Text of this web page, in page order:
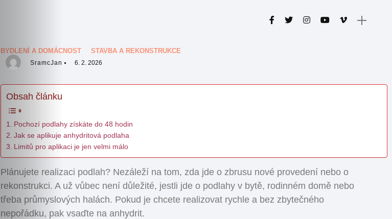
BYDLENÍ A DOMÁCNOST STAVBA A REKONSTRUKCE
SramcJan 6. 2. 2026
Obsah článku
Pochozí podlahy získáte do 48 hodin
Jak se aplikuje anhydritová podlaha
Limitů pro aplikaci je jen velmi málo
Plánujete realizaci podlah? Nezáleží na tom, zda jde o zbrusu nové provedení nebo o
rekonstrukci. A už vůbec není důležité, jestli jde o podlahy v bytě, rodinném domě nebo
třeba průmyslových halách. Pokud je chcete realizovat rychle a bez zbytečného
nepořádku, pak vsaďte na anhydrit.